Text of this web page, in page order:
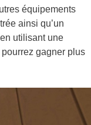
équipements
ainsi qu’un
utilisant une
gagner plus